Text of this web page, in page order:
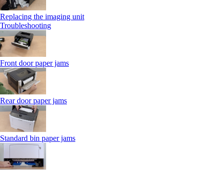
Replacing the imaging unit
Troubleshooting
Front door paper jams
Rear door paper jams
Standard bin paper jams